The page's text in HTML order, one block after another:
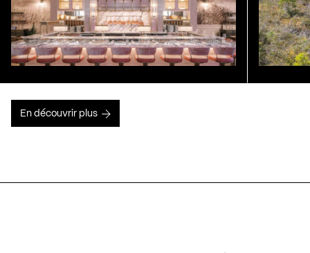
En découvrir plus